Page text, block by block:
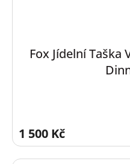
Fox Jídelní Taška
1 500 Kč